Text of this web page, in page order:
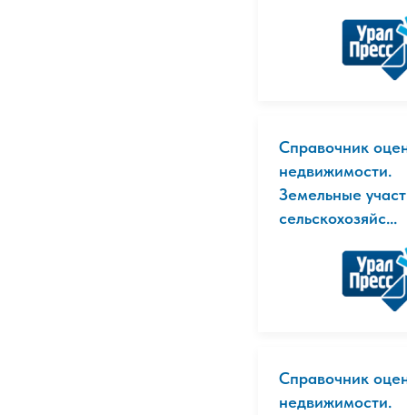
Справочник
недвижимости.
Земельные
сельскохозяйс...
Справочник
недвижимости.